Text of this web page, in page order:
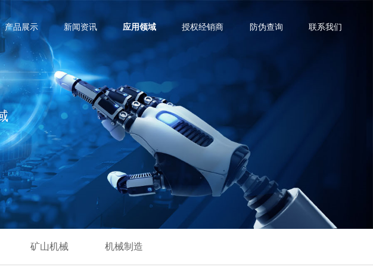
产品展示 新闻资讯 应用领域 授权经销商 防伪查询 联系我们
矿山机械 机械制造